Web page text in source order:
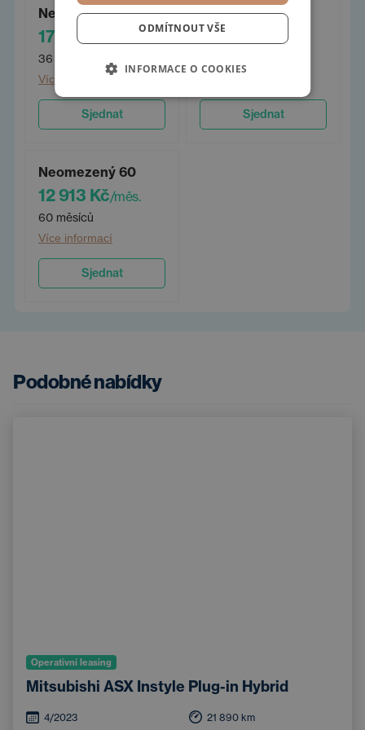
Neomezený 36
17 196 Kč /měs.
36 měsíců
Více informací
Sjednat
Neomezený 48
14 524 Kč /měs.
Sjednat
Neomezený 60
12 913 Kč/měs.
60 měsíců
Více informací
Sjednat
Podobné nabídky
Operativní leasing
Mitsubishi ASX Instyle Plug-in Hybrid
4/2023 21 890 km
ODMÍTNOUT VŠE
INFORMACE O COOKIES